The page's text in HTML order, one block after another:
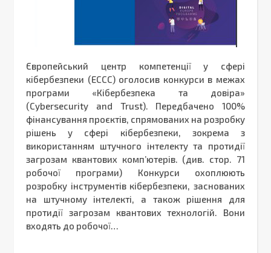
Європейський центр компетенції у сфері
кібербезпеки (ECCC) оголосив конкурси в межах
програми «Кібербезпека та довіра»
(Cybersecurity and Trust). Передбачено 100%
фінансування проєктів, спрямованих на розробку
рішень у сфері кібербезпеки, зокрема з
використанням штучного інтелекту та протидії
загрозам квантових комп’ютерів. (див. стор. 71
робочої програми) Конкурси охоплюють
розробку інструментів кібербезпеки, заснованих
на штучному інтелекті, а також рішення для
протидії загрозам квантових технологій. Вони
входять до робочої…